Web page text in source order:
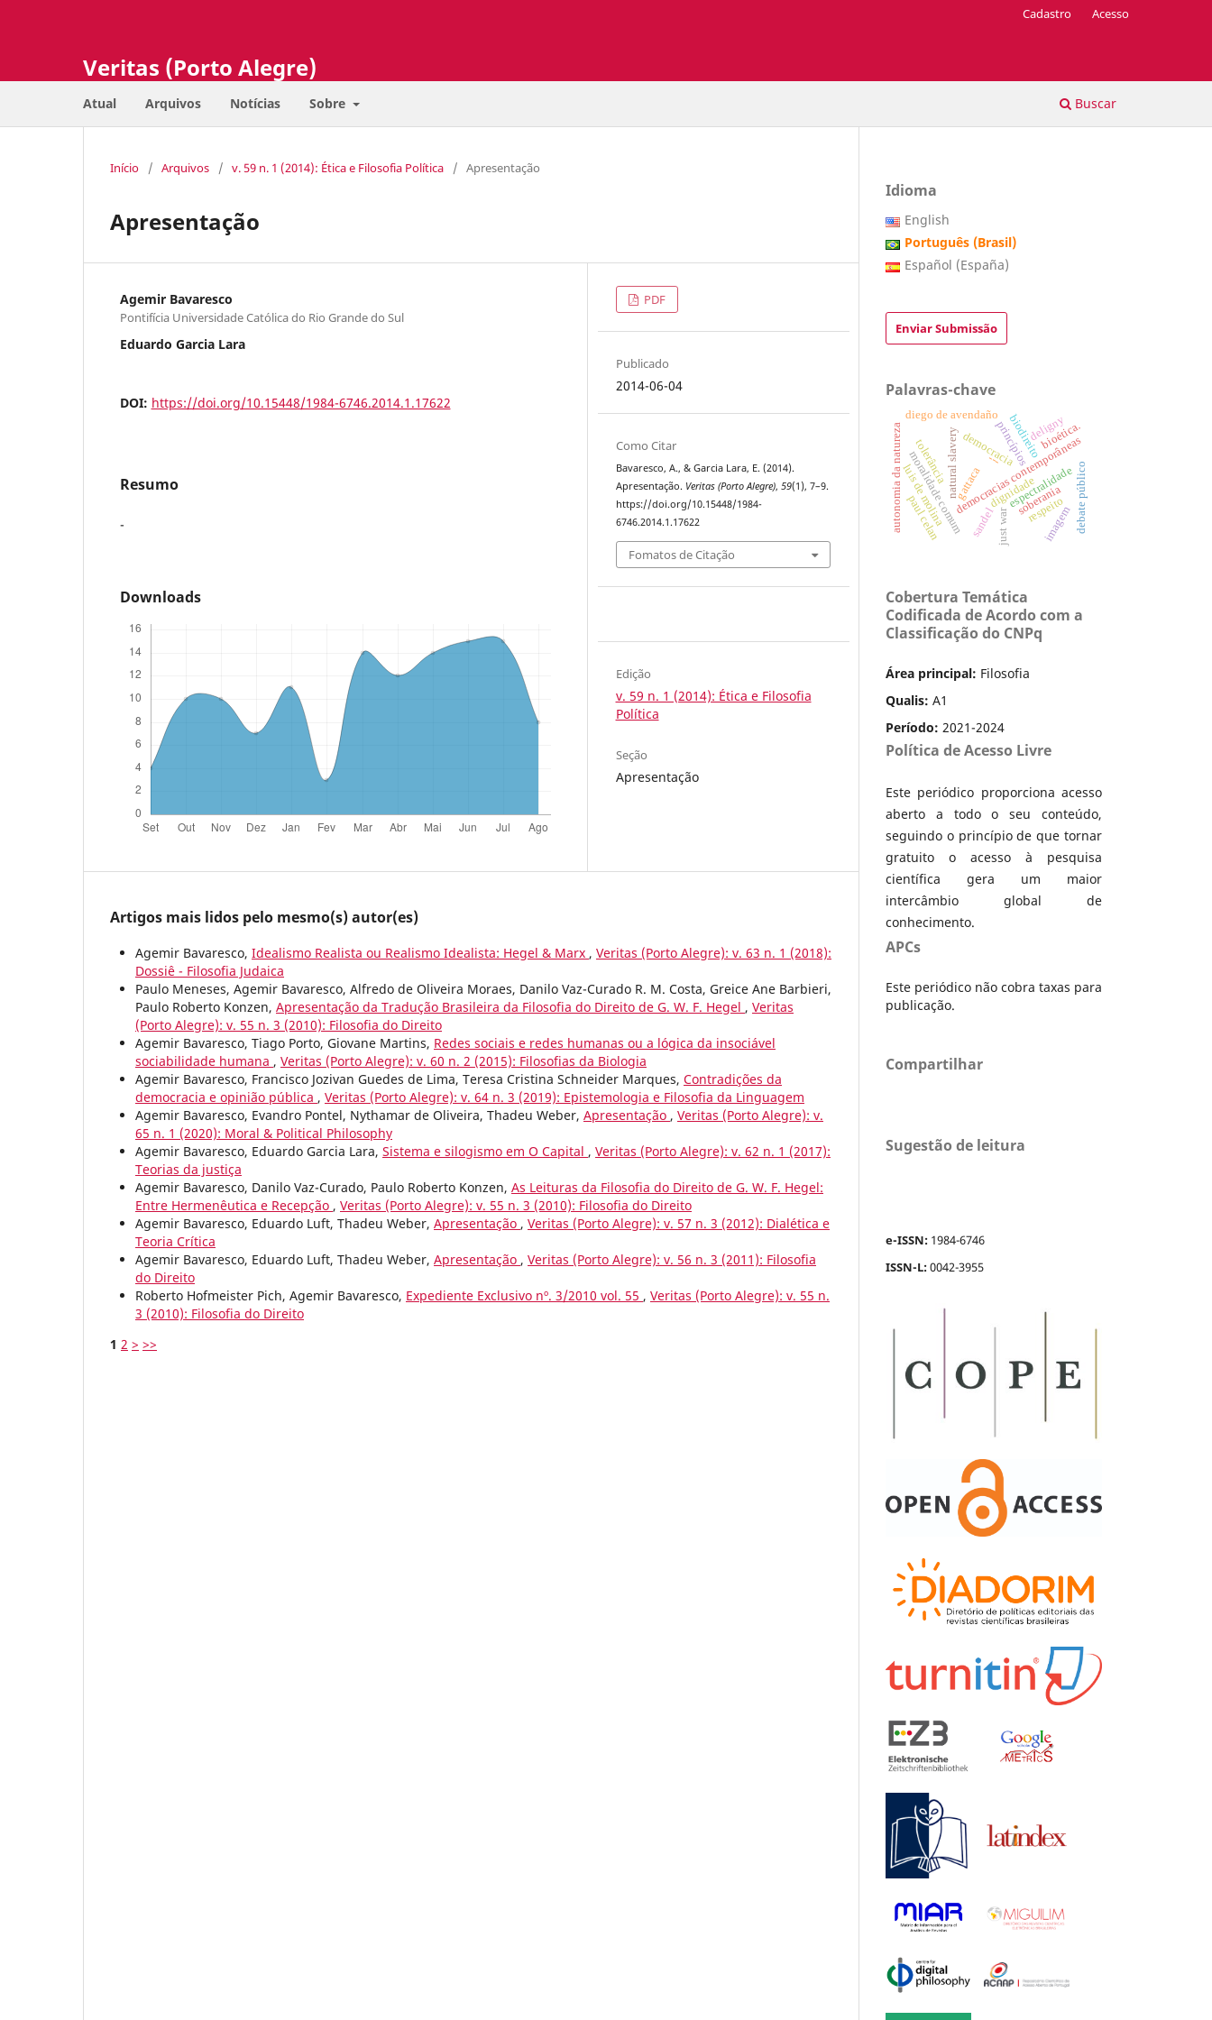
Veritas (Porto Alegre)
Atual Arquivos Notícias Sobre Buscar
Cadastro Acesso
Início / Arquivos / v. 59 n. 1 (2014): Ética e Filosofia Política / Apresentação
Apresentação
Agemir Bavaresco
Pontifícia Universidade Católica do Rio Grande do Sul
Eduardo Garcia Lara
DOI: https://doi.org/10.15448/1984-6746.2014.1.17622
Resumo
-
Downloads
PDF
Publicado
2014-06-04
Como Citar
Bavaresco, A., & Garcia Lara, E. (2014).
Apresentação. Veritas (Porto Alegre), 59(1), 7–9.
https://doi.org/10.15448/1984-
6746.2014.1.17622
Fomatos de Citação
Edição
v. 59 n. 1 (2014): Ética e Filosofia
Política
Seção
Apresentação
Artigos mais lidos pelo mesmo(s) autor(es)
Agemir Bavaresco, Idealismo Realista ou Realismo Idealista: Hegel & Marx , Veritas (Porto Alegre): v. 63 n. 1 (2018):
Dossiê - Filosofia Judaica
Paulo Meneses, Agemir Bavaresco, Alfredo de Oliveira Moraes, Danilo Vaz-Curado R. M. Costa, Greice Ane Barbieri,
Paulo Roberto Konzen, Apresentação da Tradução Brasileira da Filosofia do Direito de G. W. F. Hegel , Veritas
(Porto Alegre): v. 55 n. 3 (2010): Filosofia do Direito
Agemir Bavaresco, Tiago Porto, Giovane Martins, Redes sociais e redes humanas ou a lógica da insociável
sociabilidade humana , Veritas (Porto Alegre): v. 60 n. 2 (2015): Filosofias da Biologia
Agemir Bavaresco, Francisco Jozivan Guedes de Lima, Teresa Cristina Schneider Marques, Contradições da
democracia e opinião pública , Veritas (Porto Alegre): v. 64 n. 3 (2019): Epistemologia e Filosofia da Linguagem
Agemir Bavaresco, Evandro Pontel, Nythamar de Oliveira, Thadeu Weber, Apresentação , Veritas (Porto Alegre): v.
65 n. 1 (2020): Moral & Political Philosophy
Agemir Bavaresco, Eduardo Garcia Lara, Sistema e silogismo em O Capital , Veritas (Porto Alegre): v. 62 n. 1 (2017):
Teorias da justiça
Agemir Bavaresco, Danilo Vaz-Curado, Paulo Roberto Konzen, As Leituras da Filosofia do Direito de G. W. F. Hegel:
Entre Hermenêutica e Recepção , Veritas (Porto Alegre): v. 55 n. 3 (2010): Filosofia do Direito
Agemir Bavaresco, Eduardo Luft, Thadeu Weber, Apresentação , Veritas (Porto Alegre): v. 57 n. 3 (2012): Dialética e
Teoria Crítica
Agemir Bavaresco, Eduardo Luft, Thadeu Weber, Apresentação , Veritas (Porto Alegre): v. 56 n. 3 (2011): Filosofia
do Direito
Roberto Hofmeister Pich, Agemir Bavaresco, Expediente Exclusivo nº. 3/2010 vol. 55 , Veritas (Porto Alegre): v. 55 n.
3 (2010): Filosofia do Direito
1 2 > >>
Idioma
English
Português (Brasil)
Español (España)
Enviar Submissão
Palavras-chave
---
gattaca
democracias contemporâneas
moralidade comum dignidade
princípios
biodireito
espectralidade
democracia
soberania
sandeljust war
natural slavery debate público
respeito
tolerância
diego de avendaño
luis de molina imagem
deligny
paul celan
autonomia da natureza bioética.
Cobertura Temática
Codificada de Acordo com a
Classificação do CNPq
Área principal: Filosofia
Qualis: A1
Período: 2021-2024
Política de Acesso Livre
Este periódico proporciona acesso
aberto a todo o seu conteúdo,
seguindo o princípio de que tornar
gratuito o acesso à pesquisa
científica gera um maior
intercâmbio global de
conhecimento.
APCs
Este periódico não cobra taxas para
publicação.
Compartilhar
Sugestão de leitura
e-ISSN: 1984-6746
ISSN-L:0042-3955